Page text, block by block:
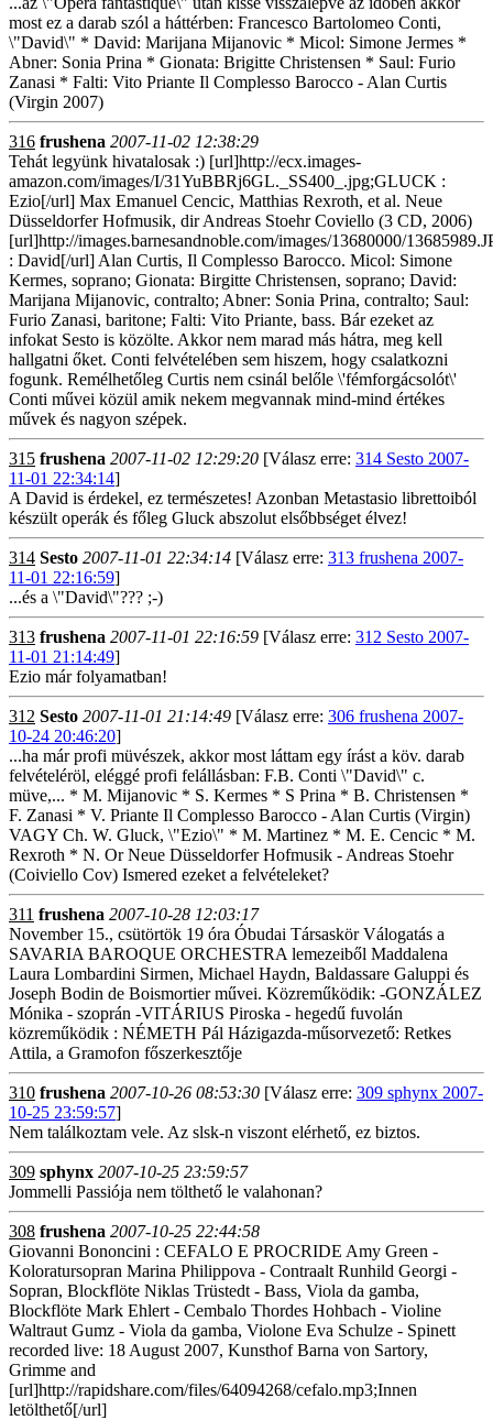
most ez a darab szól a háttérben: Francesco Bartolomeo Conti,
\"David\" * David: Marijana Mijanovic * Micol: Simone Jermes *
Abner: Sonia Prina * Gionata: Brigitte Christensen * Saul: Furio
Zanasi * Falti: Vito Priante Il Complesso Barocco - Alan Curtis
(Virgin 2007)
316 frushena 2007-11-02 12:38:29
Tehát legyünk hivatalosak :) [url]http://ecx.images-
amazon.com/images/I/31YuBBRj6GL._SS400_.jpg;GLUCK :
Ezio[/url] Max Emanuel Cencic, Matthias Rexroth, et al. Neue
Düsseldorfer Hofmusik, dir Andreas Stoehr Coviello (3 CD, 2006)
[url]http://images.barnesandnoble.com/images/13680000/
: David[/url] Alan Curtis, Il Complesso Barocco. Micol: Simone
Kermes, soprano; Gionata: Birgitte Christensen, soprano; David:
Marijana Mijanovic, contralto; Abner: Sonia Prina, contralto; Saul:
Furio Zanasi, baritone; Falti: Vito Priante, bass. Bár ezeket az
infokat Sesto is közölte. Akkor nem marad más hátra, meg kell
hallgatni őket. Conti felvételében sem hiszem, hogy csalatkozni
fogunk. Remélhetőleg Curtis nem csinál belőle \'fémforgácsolót\'
Conti művei közül amik nekem megvannak mind-mind értékes
művek és nagyon szépek.
315 frushena 2007-11-02 12:29:20 [Válasz erre: 314 Sesto 2007-
11-01 22:34:14]
A David is érdekel, ez természetes! Azonban Metastasio librettoiból
készült operák és főleg Gluck abszolut elsőbbséget élvez!
314 Sesto 2007-11-01 22:34:14 [Válasz erre: 313 frushena 2007-
11-01 22:16:59]
...és a \"David\"??? ;-)
313 frushena 2007-11-01 22:16:59 [Válasz erre: 312 Sesto 2007-
11-01 21:14:49]
Ezio már folyamatban!
312 Sesto 2007-11-01 21:14:49 [Válasz erre: 306 frushena 2007-
10-24 20:46:20]
...ha már profi müvészek, akkor most láttam egy írást a köv. darab
felvételéröl, eléggé profi felállásban: F.B. Conti \"David\" c.
müve,... * M. Mijanovic * S. Kermes * S Prina * B. Christensen *
F. Zanasi * V. Priante Il Complesso Barocco - Alan Curtis (Virgin)
VAGY Ch. W. Gluck, \"Ezio\" * M. Martinez * M. E. Cencic * M.
Rexroth * N. Or Neue Düsseldorfer Hofmusik - Andreas Stoehr
(Coiviello Cov) Ismered ezeket a felvételeket?
311 frushena 2007-10-28 12:03:17
November 15., csütörtök 19 óra Óbudai Társaskör Válogatás a
SAVARIA BAROQUE ORCHESTRA lemezeiből Maddalena
Laura Lombardini Sirmen, Michael Haydn, Baldassare Galuppi és
Joseph Bodin de Boismortier művei. Közreműködik: -GONZÁLEZ
Mónika - szoprán -VITÁRIUS Piroska - hegedű fuvolán
közreműködik : NÉMETH Pál Házigazda-műsorvezető: Retkes
Attila, a Gramofon főszerkesztője
310 frushena 2007-10-26 08:53:30 [Válasz erre: 309 sphynx 2007-
10-25 23:59:57]
Nem találkoztam vele. Az slsk-n viszont elérhető, ez biztos.
309 sphynx 2007-10-25 23:59:57
Jommelli Passiója nem tölthető le valahonan?
308 frushena 2007-10-25 22:44:58
Giovanni Bononcini : CEFALO E PROCRIDE Amy Green -
Koloratursopran Marina Philippova - Contraalt Runhild Georgi -
Sopran, Blockflöte Niklas Trüstedt - Bass, Viola da gamba,
Blockflöte Mark Ehlert - Cembalo Thordes Hohbach - Violine
Waltraut Gumz - Viola da gamba, Violone Eva Schulze - Spinett
recorded live: 18 August 2007, Kunsthof Barna von Sartory,
Grimme and
[url]http://rapidshare.com/files/64094268/cefalo.mp3;Innen
letölthető[/url]